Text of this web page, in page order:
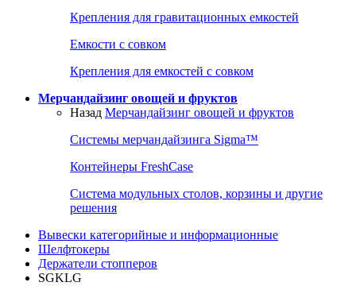
Крепления для гравитационных емкостей
Емкости с совком
Крепления для емкостей с совком
Мерчандайзинг овощей и фруктов
Назад Мерчандайзинг овощей и фруктов
Системы мерчандайзинга Sigma™
Контейнеры FreshCase
Система модульных столов, корзины и другие
решения
Вывески категорийные и информационные
Шелфтокеры
Держатели стопперов
SGKLG